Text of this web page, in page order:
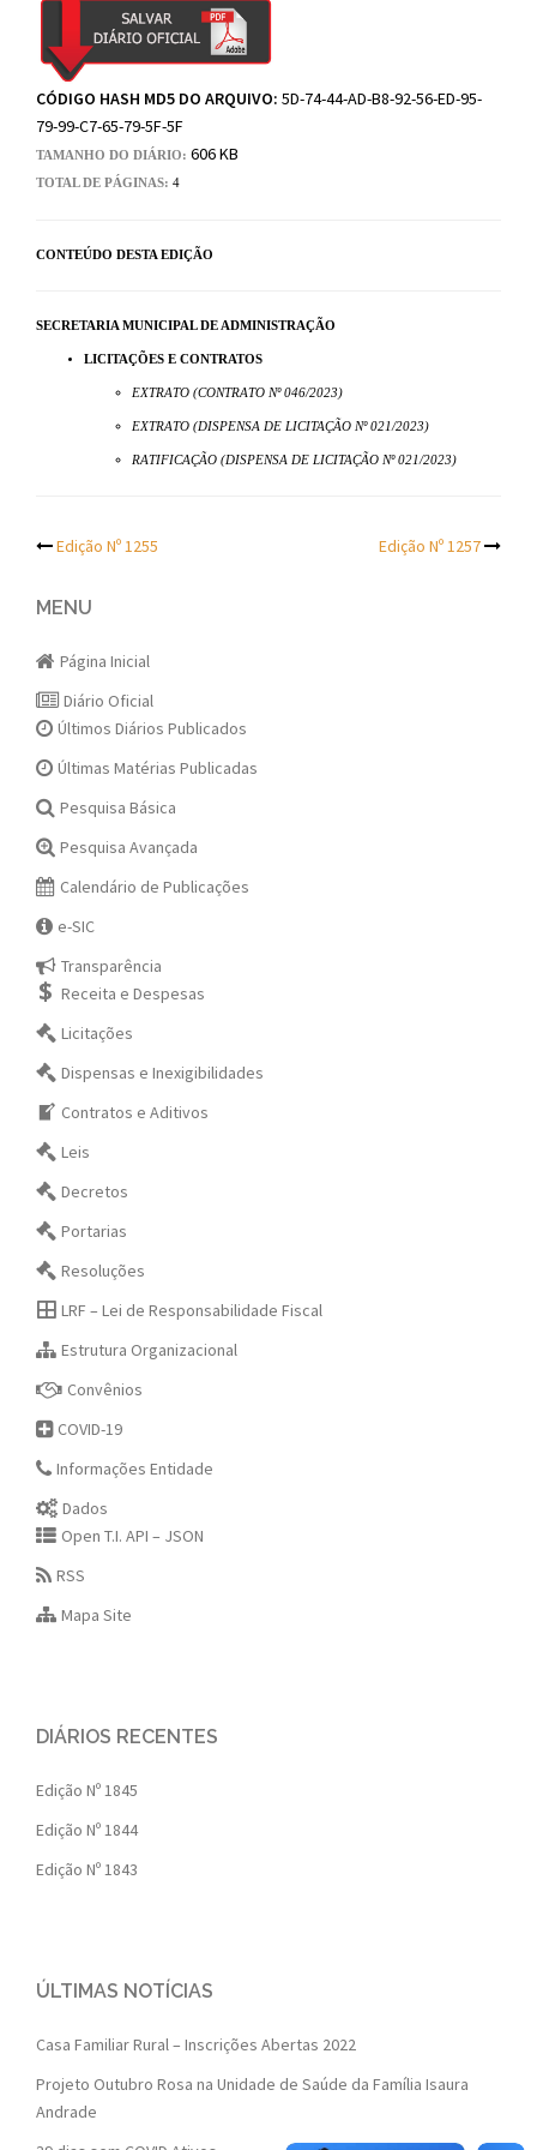
CÓDIGO HASH MD5 DO ARQUIVO: 5D-74-44-AD-B8-92-56-ED-95-
79-99-C7-65-79-5F-5F
TAMANHO DO DIÁRIO: 606 KB
TOTAL DE PÁGINAS: 4
CONTEÚDO DESTA EDIÇÃO
SECRETARIA MUNICIPAL DE ADMINISTRAÇÃO
LICITAÇÕES E CONTRATOS
EXTRATO (CONTRATO Nº 046/2023)
EXTRATO (DISPENSA DE LICITAÇÃO Nº 021/2023)
RATIFICAÇÃO (DISPENSA DE LICITAÇÃO Nº 021/2023)
Post
navigation
Edição Nº 1255 Edição Nº 1257
MENU
Página Inicial
Diário Oficial
Últimos Diários Publicados
Últimas Matérias Publicadas
Pesquisa Básica
Pesquisa Avançada
Calendário de Publicações
e-SIC
Transparência
Receita e Despesas
Licitações
Dispensas e Inexigibilidades
Contratos e Aditivos
Leis
Decretos
Portarias
Resoluções
LRF – Lei de Responsabilidade Fiscal
Estrutura Organizacional
Convênios
COVID-19
Informações Entidade
Dados
Open T.I. API – JSON
RSS
Mapa Site
DIÁRIOS RECENTES
Edição Nº 1845
Edição Nº 1844
Edição Nº 1843
ÚLTIMAS NOTÍCIAS
Casa Familiar Rural – Inscrições Abertas 2022
Projeto Outubro Rosa na Unidade de Saúde da Família Isaura
Andrade